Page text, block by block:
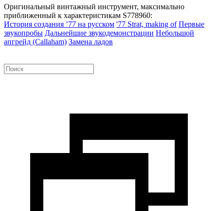
Оригинальный винтажный инструмент, максимально
приближенный к характеристикам S778960:
История создания ’77 на русском '77 Strat, making of Первые
звукопробы Дальнейшие звукодемонстрации Небольшой
апгрейд (Callaham) Замена ладов